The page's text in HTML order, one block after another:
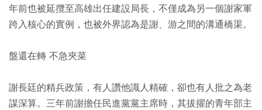
年前也被延攬至高雄出任建設局長，不僅成為另一個謝家軍
跨入核心的實例，也被外界認為是謝、游之間的溝通橋渠。
盤還在轉 不急夾菜
謝長廷的精兵政策，有人讚他識人精確，卻也有人批之為老
謀深算。三年前謝擔任民進黨黨主席時，其拔擢的青年部主